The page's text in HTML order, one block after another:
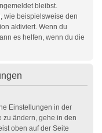
bleibst.
wie beispielsweise den
aktiviert. Wenn du
es helfen, wenn du die
Einstellungen in der
zu ändern, gehe in den
oben auf der Seite